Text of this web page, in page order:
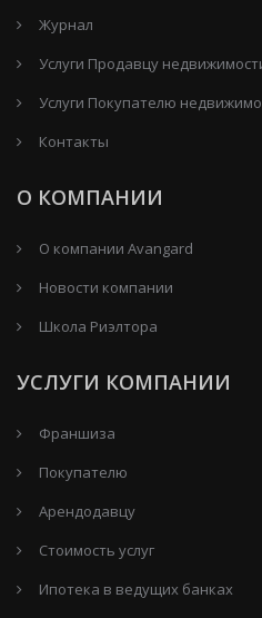
Журнал
Услуги Продавцу
Услуги Покупателю
Контакты
О КОМПАНИИ
О компании Avangard
Новости компании
Школа Риэлтора
УСЛУГИ КОМПАНИИ
Франшиза
Покупателю
Арендодавцу
Стоимость услуг
Ипотека в ведущих банках